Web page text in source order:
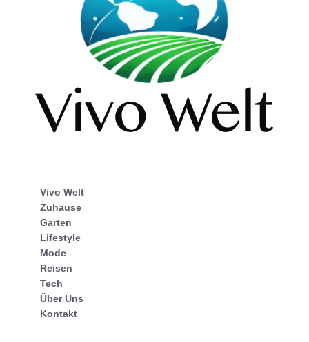
Vivo Welt
Zuhause
Garten
Lifestyle
Mode
Reisen
Tech
Über Uns
Kontakt